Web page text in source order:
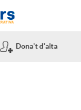
Dona't d'alta